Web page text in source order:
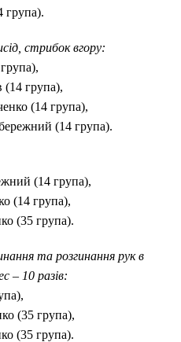
група).
стрибок вгору:
(14 група),
(14 група),
(14 група).
(14 група),
(14 група),
(35 група).
та розгинання рук в
– 10 разів:
(35 група),
(35 група).